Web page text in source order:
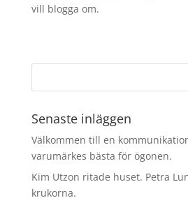
vill blogga om.
Senaste inläggen
Välkommen till en
varumärkes bästa för ögonen.
Kim Utzon ritade huset. Petra
krukorna.